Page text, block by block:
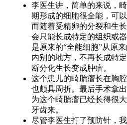
李医生讲，简单的来说，
期形成的细胞很全能，可
而随着受精卵的分裂和生
会只能长成特定的组织或
是原来的“全能细胞”从原
内别的地方 ，不再长成特
断分化生长变成肿瘤。
这个患儿的畸胎瘤长在胸
也颇具周折。最后手术拿
为这个畸胎瘤已经长得很
牙齿来。
尽管李医生打了预防针，